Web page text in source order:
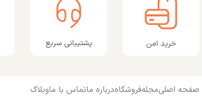
خرید امن پشتیبانی سریع
صفحه اصلیمجلهفروشگاهدرباره ماتماس با ماوبلاگ